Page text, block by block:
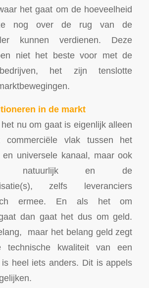
het gaat om de hoeveelheid
nog over de rug van de
kunnen verdienen. Deze
niet het beste voor met de
het zijn tenslotte
in de markt
nu om gaat is eigenlijk alleen
vlak tussen het
en universele kanaal, maar ook
natuurlijk en de
zelfs leveranciers
ermee. En als het om
dan gaat het dus om geld.
maar het belang geld zegt
technische kwaliteit van een
heel iets anders. Dit is appels